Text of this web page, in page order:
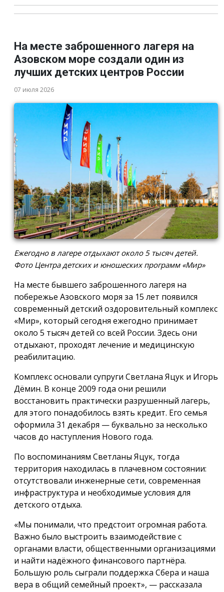
На месте заброшенного лагеря на
Азовском море создали один из
лучших детских центров России
07 июля 2026
Ежегодно в лагере отдыхают около 5 тысяч детей.
Фото Центра детских и юношеских программ «Мир»
На месте бывшего заброшенного лагеря на
побережье Азовского моря за 15 лет появился
современный детский оздоровительный комплекс
«Мир», который сегодня ежегодно принимает
около 5 тысяч детей со всей России. Здесь они
отдыхают, проходят лечение и медицинскую
реабилитацию.
Комплекс основали супруги Светлана Яцук и Игорь
Дёмин. В конце 2009 года они решили
восстановить практически разрушенный лагерь,
для этого понадобилось взять кредит. Его семья
оформила 31 декабря — буквально за несколько
часов до наступления Нового года.
По воспоминаниям Светланы Яцук, тогда
территория находилась в плачевном состоянии:
отсутствовали инженерные сети, современная
инфраструктура и необходимые условия для
детского отдыха.
«Мы понимали, что предстоит огромная работа.
Важно было выстроить взаимодействие с
органами власти, общественными организациями
и найти надёжного финансового партнёра.
Большую роль сыграли поддержка Сбера и наша
вера в общий семейный проект», — рассказала